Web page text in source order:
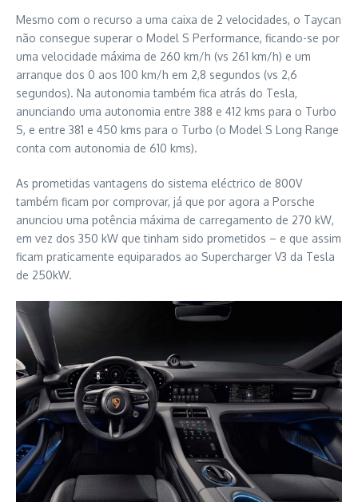
Mesmo com o recurso a uma caixa de 2 velocidades, o Taycan
não consegue superar o Model S Performance, ficando-se por
uma velocidade máxima de 260 km/h (vs 261 km/h) e um
arranque dos 0 aos 100 km/h em 2,8 segundos (vs 2,6
segundos). Na autonomia também fica atrás do Tesla,
anunciando uma autonomia entre 388 e 412 kms para o Turbo
S, e entre 381 e 450 kms para o Turbo (o Model S Long Range
conta com autonomia de 610 kms).
As prometidas vantagens do sistema eléctrico de 800V
também ficam por comprovar, já que por agora a Porsche
anunciou uma potência máxima de carregamento de 270 kW,
em vez dos 350 kW que tinham sido prometidos – e que assim
ficam praticamente equiparados ao Supercharger V3 da Tesla
de 250kW.